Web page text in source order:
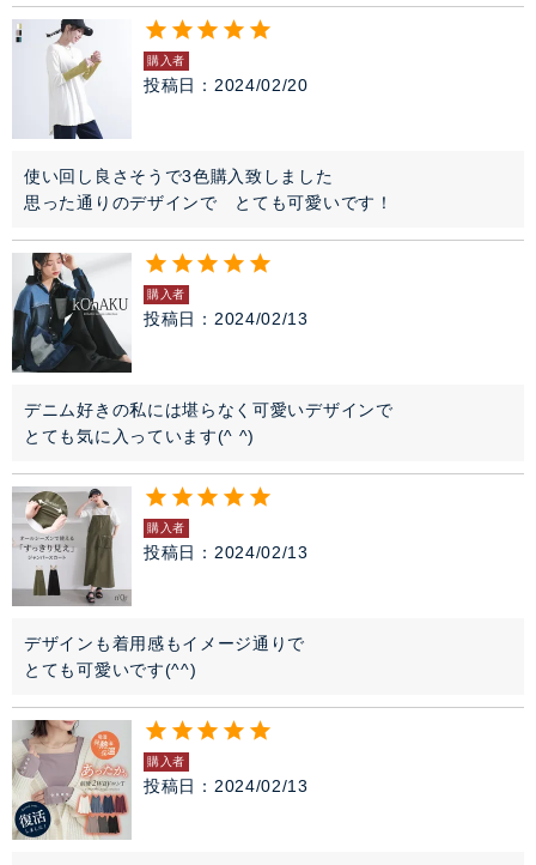
購入者
投稿日 2024/02/20
使い回し良さそうで3色購入致しました
思った通りのデザインで　とても可愛いです！
購入者
投稿日 2024/02/13
デニム好きの私には堪らなく可愛いデザインで
とても気に入っています(^ ^)
購入者
投稿日 2024/02/13
デザインも着用感もイメージ通りで
とても可愛いです(^^)
購入者
投稿日 2024/02/13